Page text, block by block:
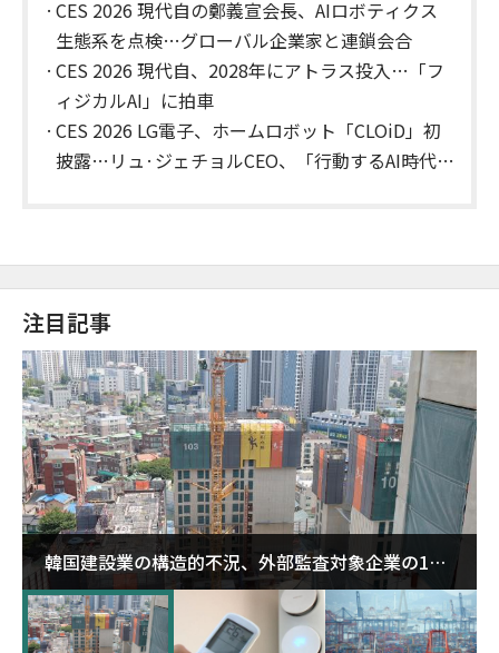
CES 2026 現代自の鄭義宣会長、AIロボティクス
生態系を点検…グローバル企業家と連鎖会合
CES 2026 現代自、2028年にアトラス投入…「フ
ィジカルAI」に拍車
CES 2026 LG電子、ホームロボット「CLOiD」初
披露…リュ·ジェチョルCEO、「行動するAI時代」
注目記事
韓国建設業の構造的不況、外部監査対象企業の1割
超が「ゾンビ企業」に…5年で2.8倍増